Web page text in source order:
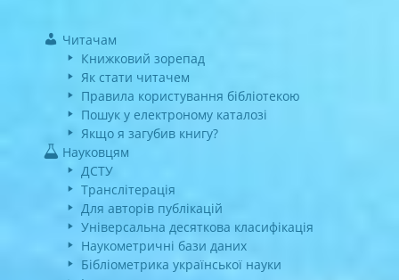
Читачам
Книжковий зорепад
Як стати читачем
Правила користування бібліотекою
Пошук у електроному каталозі
Якщо я загубив книгу?
Науковцям
ДСТУ
Транслітерація
Для авторів публікацій
Універсальна десяткова класифікація
Наукометричні бази даних
Бібліометрика української науки